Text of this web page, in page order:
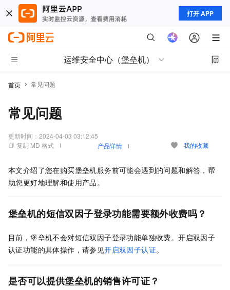
打开 APP
运维安全中心（堡垒机）
首页 常见问题
常见问题
更新时间： 2024-04-03 03:12:45
复制 MD 格式
产品详情 我的收藏
本文介绍了您在购买堡垒机服务前可能会遇到的问题和解答，帮
助您更好地理解和使用产品。
堡垒机的短信双因子登录功能需要额外收费吗？
目前，堡垒机不会对短信双因子登录功能单独收费。开启双因子
认证功能的具体操作，请参见开启双因子认证。
是否可以提供堡垒机的销售许可证？